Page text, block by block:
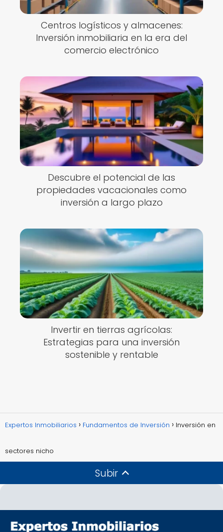
Centros logísticos y almacenes:
Inversión inmobiliaria en la era del
comercio electrónico
Descubre el potencial de las
propiedades vacacionales como
inversión a largo plazo
Invertir en tierras agrícolas:
Estrategias para una inversión
sostenible y rentable
Expertos Inmobiliarios Fundamentos de Inversión Inversión en
sectores nicho
Subir